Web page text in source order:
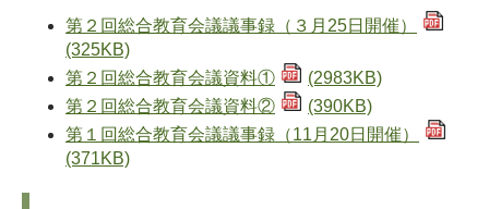
第２回総合教育会議議事録（３月25日開催）
(325KB)
第２回総合教育会議資料①
(2983KB)
第２回総合教育会議資料②
(390KB)
第１回総合教育会議議事録（11月20日開催）
(371KB)